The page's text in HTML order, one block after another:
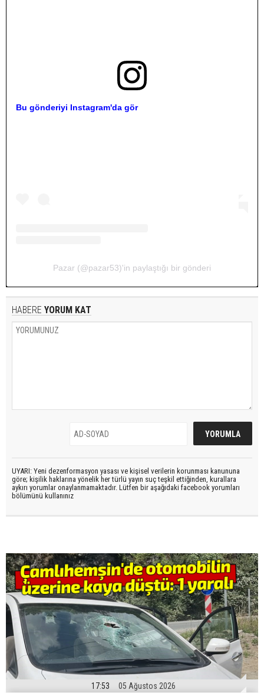
Bu gönderiyi Instagram'da gör
Pazar (@pazar53)'in paylaştığı bir gönderi
HABERE YORUM KAT
UYARI: Yeni dezenformasyon yasası ve kişisel verilerin korunması kanununa
göre; kişilik haklarına yönelik her türlü yayın suç teşkil ettiğinden, kurallara
aykırı yorumlar onaylanmamaktadır. Lütfen bir aşağıdaki facebook yorumları
bölümünü kullanınız
17:53 05 Ağustos 2026